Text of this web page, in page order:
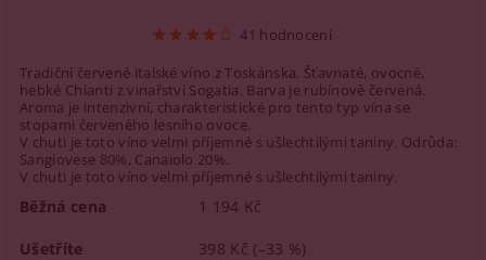
41 hodnocení
Tradiční červené italské víno z Toskánska. Šťavnaté, ovocné,
hebké Chianti z vinařství Sogatia. Barva je rubínově červená.
Aroma je intenzivní, charakteristické pro tento typ vína se
stopami červeného lesního ovoce.
V chuti je toto víno velmi příjemné s ušlechtilými taniny. Odrůda:
Sangiovese 80%, Canaiolo 20%.
V chuti je toto víno velmi příjemné s ušlechtilými taniny.
Běžná cena 1 194 Kč
Ušetříte 398 Kč (–33 %)